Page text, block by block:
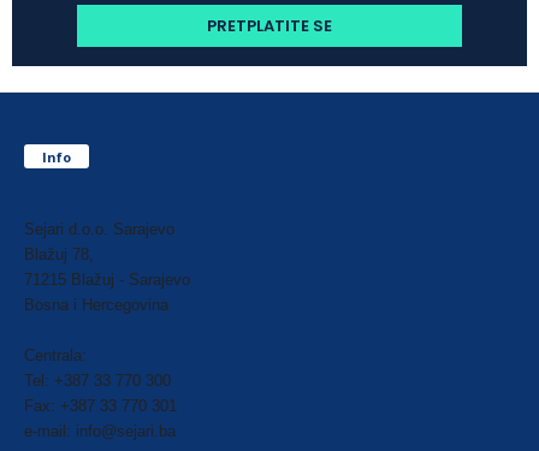
Info
Sejari d.o.o. Sarajevo
Blažuj 78,
71215 Blažuj - Sarajevo
Bosna i Hercegovina
Centrala:
Tel: +387 33 770 300
Fax: +387 33 770 301
e-mail: info@sejari.ba